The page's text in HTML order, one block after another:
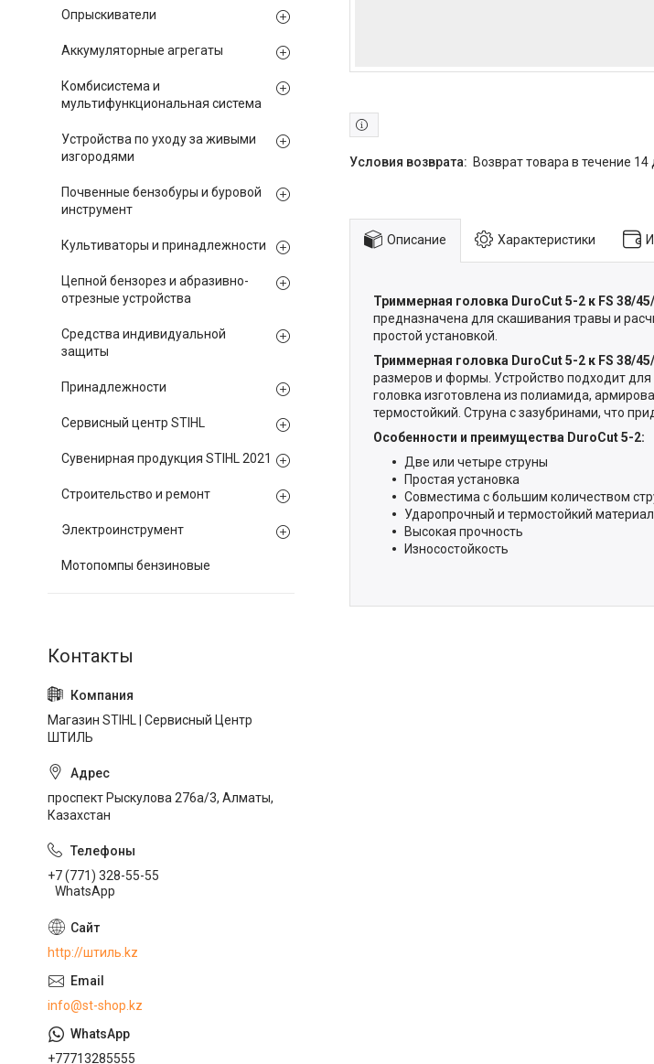
возврат товара в течение 14
Описание Характеристики
Триммерная головка DuroCut 5-2 к FS 38/
предназначена для скашивания травы и
простой установкой.
Триммерная головка DuroCut 5-2 к FS 38/
размеров и формы. Устройство подходит для
головка изготовлена из полиамида,
термостойкий. Струна с зазубринами, что
Особенности и преимущества DuroCut 5-2:
Две или четыре струны
Простая установка
Совместима с большим количеством
Ударопрочный и термостойкий материал
Высокая прочность
Износостойкость
Опрыскиватели
Аккумуляторные агрегаты
Комбисистема и
мультифункциональная система
Устройства по уходу за живыми
изгородями
Почвенные бензобуры и буровой
инструмент
Культиваторы и принадлежности
Цепной бензорез и абразивно-
отрезные устройства
Средства индивидуальной
защиты
Принадлежности
Сервисный центр STIHL
Сувенирная продукция STIHL 2021
Строительство и ремонт
Электроинструмент
Мотопомпы бензиновые
Магазин STIHL | Сервисный Центр
ШТИЛЬ
проспект Рыскулова 276а/3, Алматы,
Казахстан
+7 (771) 328-55-55
WhatsApp
http://штиль.kz
info@st-shop.kz
+77713285555